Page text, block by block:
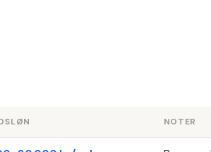
NOTER